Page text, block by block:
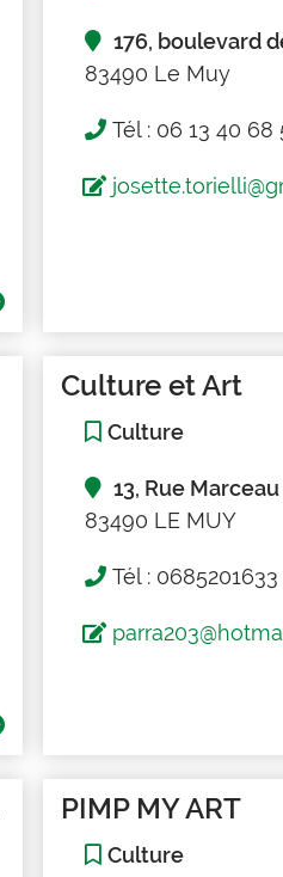
176, boulevard
83490 Le Muy
Tél : 06 13 40 68
Culture et Art
Culture
13, Rue Marceau
83490 LE MUY
Tél : 0685201633
PIMP MY ART
Culture